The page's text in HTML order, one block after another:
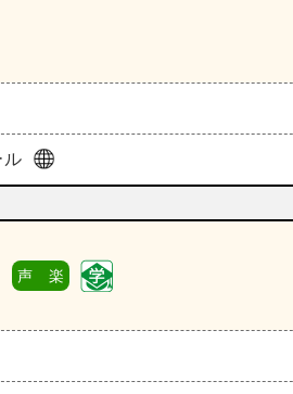
ル
声 楽